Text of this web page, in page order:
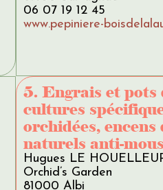
06 07 19 12 45
www.pepiniere-
5. Engrais et pots
cultures
orchidées, encens
naturels anti-
Hugues LE
Orchid’s Garden
81000 Albi